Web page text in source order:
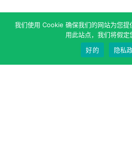
我们使用 Cookie 确保我们的网站为您提
用此站点，我们将假定
好的
隐私